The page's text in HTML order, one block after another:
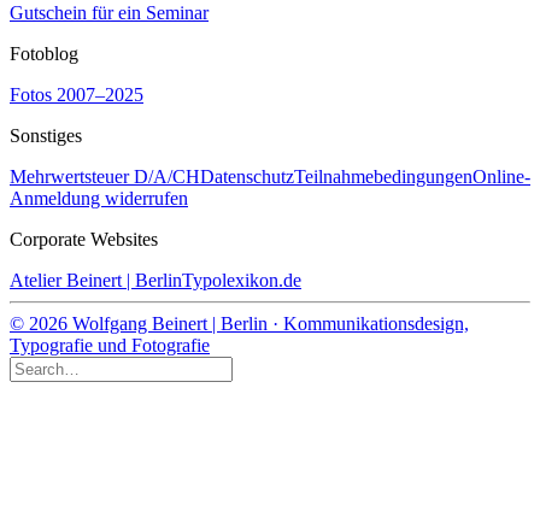
Gutschein für ein Seminar
Fotoblog
Fotos 2007–2025
Sonstiges
Mehrwertsteuer D/A/CHDatenschutzTeilnahmebedingungenOnline-
Anmeldung widerrufen
Corporate Websites
Atelier Beinert | BerlinTypolexikon.de
© 2026 Wolfgang Beinert | Berlin · Kommunikationsdesign,
Typografie und Fotografie